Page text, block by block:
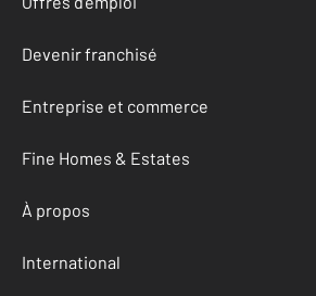
Devenir franchisé
Entreprise et commerce
Fine Homes & Estates
À propos
International